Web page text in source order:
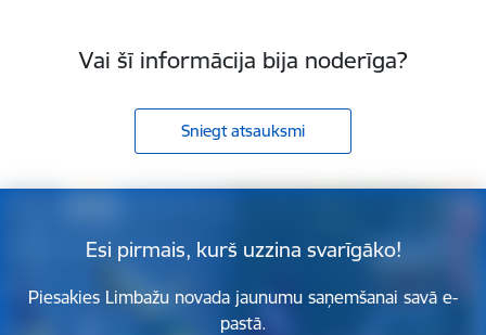
Vai šī informācija bija noderīga?
Sniegt atsauksmi
Esi pirmais, kurš uzzina svarīgāko!
Piesakies Limbažu novada jaunumu saņemšanai savā e-
pastā.